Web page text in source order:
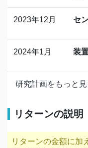
2023年12月 セ
2024年1月 装
研究計画をもっと見
リターンの説明
リターンの金額に加